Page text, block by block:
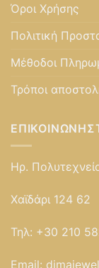
Όροι Χρήσης
Πολιτική
Μέθοδοι
Τρόποι
Ηρ.
Χαϊδάρι 124 62
Τηλ: +30 210
Email: